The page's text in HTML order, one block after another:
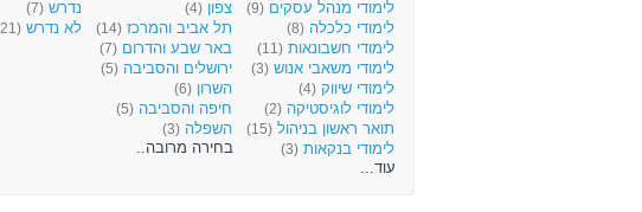
לימודי מנהל עסקים (9)
לימודי כלכלה (8)
לימודי חשבונאות (11)
לימודי משאבי אנוש (3)
לימודי שיווק (4)
לימודי לוגיסטיקה (2)
תואר ראשון בניהול (15)
לימודי בנקאות (3)
עוד...
צפון (4)
תל אביב והמרכז (14)
באר שבע והדרום (7)
ירושלים והסביבה (5)
השרון (6)
חיפה והסביבה (5)
השפלה (3)
בחירה מרובה..
נדרש (7)
לא נדרש (21)